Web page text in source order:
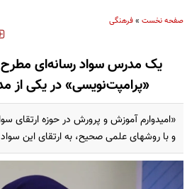
صفحه نخست »فرهنگی
یک مدرس سواد رسانه‌ای مطرح
«پرامپت‌نویسی» در یکی از
«امیدوارم آموزش و پرورش در حوزه
و با روشهای علمی صحیح، به ارتقای این